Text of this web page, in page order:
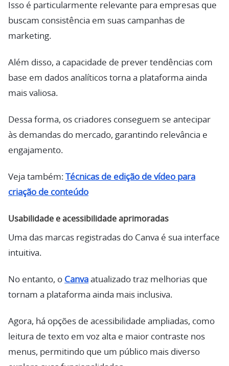
Isso é particularmente relevante para empresas que
buscam consistência em suas campanhas de
marketing.
Além disso, a capacidade de prever tendências com
base em dados analíticos torna a plataforma ainda
mais valiosa.
Dessa forma, os criadores conseguem se antecipar
às demandas do mercado, garantindo relevância e
engajamento.
Veja também: Técnicas de edição de vídeo para
criação de conteúdo
Usabilidade e acessibilidade aprimoradas
Uma das marcas registradas do Canva é sua interface
intuitiva.
No entanto, o Canva atualizado traz melhorias que
tornam a plataforma ainda mais inclusiva.
Agora, há opções de acessibilidade ampliadas, como
leitura de texto em voz alta e maior contraste nos
menus, permitindo que um público mais diverso